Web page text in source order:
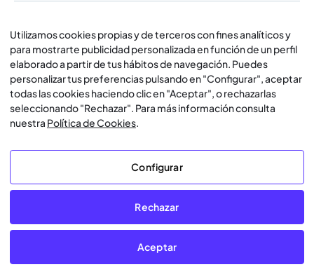
¿Por qué es de pago?
En Lawwwing trabajamos a diario para que las
páginas web cumplan con toda la normativa y para
ello tenemos un equipo de abogados
especializados y de ingenieros dedicados a
corporativa y e-commerce para que se pueda
Utilizamos cookies propias y de terceros con fines analíticos y
para mostrarte publicidad personalizada en función de un perfil
elaborado a partir de tus hábitos de navegación. Puedes
personalizar tus preferencias pulsando en "Configurar", aceptar
todas las cookies haciendo clic en "Aceptar", o rechazarlas
seleccionando "Rechazar". Para más información consulta
nuestra Política de Cookies.
Configurar
Rechazar
Aceptar